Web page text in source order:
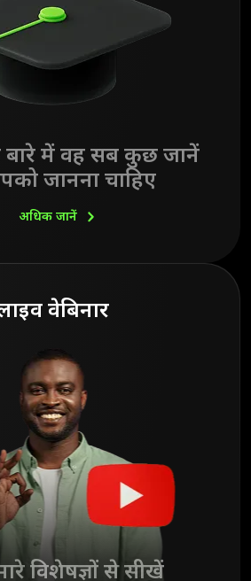
बारे में वह सब कुछ जानें
जानना चाहिए
अधिक जानें
वेबिनार
विशेषज्ञों से सीखें